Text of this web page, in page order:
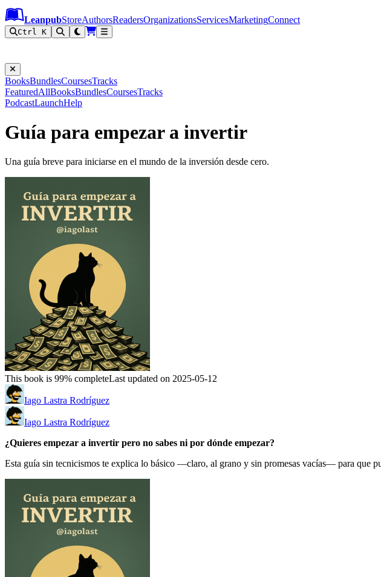
Leanpub Header
Leanpub Navigation
Skip to main content
Go to Leanpub.com
LeanpubStoreAuthorsReadersOrganizationsServicesMarketingConnect
Ctrl K
BooksBundlesCoursesTracks
FeaturedAllBooksBundlesCoursesTracks
PodcastLaunchHelp
Guía para empezar a invertir
Una guía breve para iniciarse en el mundo de la inversión desde cero.
This book is 99% completeLast updated on 2025-05-12
Iago Lastra Rodríguez
Iago Lastra Rodríguez
¿Quieres empezar a invertir pero no sabes ni por dónde empezar?
Esta guía sin tecnicismos te explica lo básico —claro, al grano y sin promesas vacías— para que